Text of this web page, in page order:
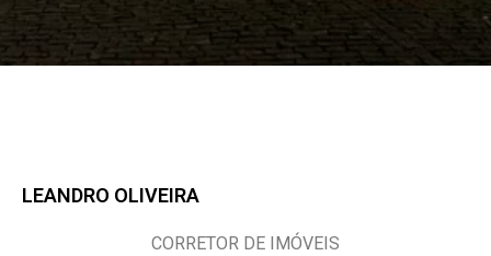
LEANDRO OLIVEIRA
CORRETOR DE IMÓVEIS